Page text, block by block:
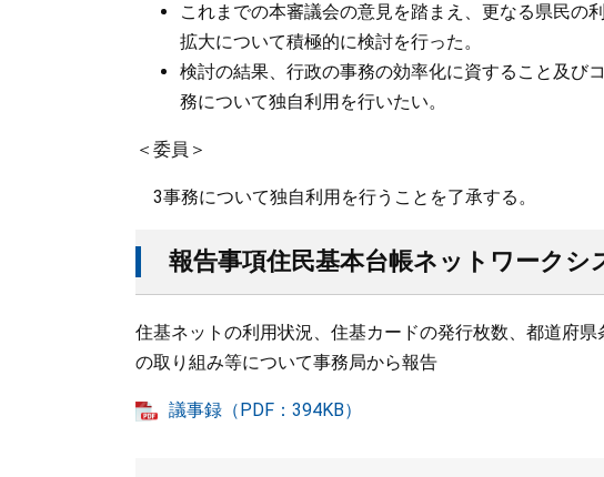
これまでの本審議会の意見を踏まえ、更なる県民の
拡大について積極的に検討を行った。
検討の結果、行政の事務の効率化に資すること及び
務について独自利用を行いたい。
＜委員＞
3事務について独自利用を行うことを了承する。
報告事項住民基本台帳ネットワーク
住基ネットの利用状況、住基カードの発行枚数、都道府
の取り組み等について事務局から報告
議事録（PDF：394KB）